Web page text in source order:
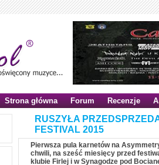
Strona główna Forum Recenzje
RUSZYŁA
FESTIVAL 2015
Pierwsza pula karnetów na
chwili, na sześć miesięcy przed
klubie Firlej i w Synagodze pod